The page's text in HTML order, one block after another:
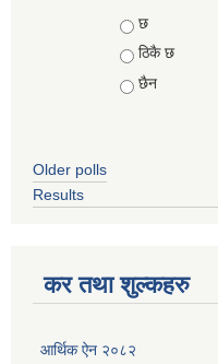
Choices
छ
ठिकै छ
छैन
Older polls
Results
कर तथा शुल्कहरु
आर्थिक ऐन २०८२